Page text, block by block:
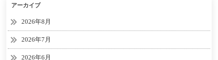
アーカイブ
2026年8月
2026年7月
2026年6月